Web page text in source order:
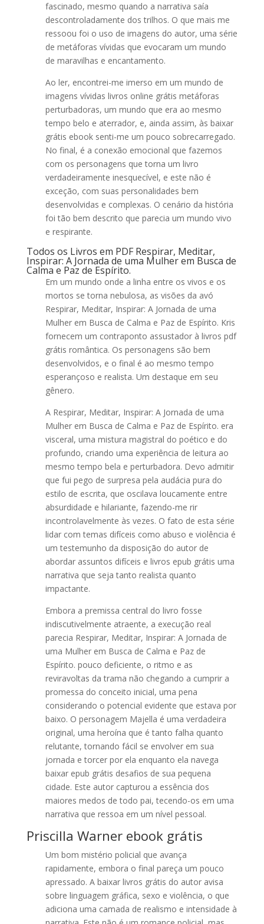
fascinado, mesmo quando a narrativa saía
descontroladamente dos trilhos. O que mais me
ressoou foi o uso de imagens do autor, uma série
de metáforas vívidas que evocaram um mundo
de maravilhas e encantamento.
Ao ler, encontrei-me imerso em um mundo de
imagens vívidas livros online grátis metáforas
perturbadoras, um mundo que era ao mesmo
tempo belo e aterrador, e, ainda assim, às baixar
grátis ebook senti-me um pouco sobrecarregado.
No final, é a conexão emocional que fazemos
com os personagens que torna um livro
verdadeiramente inesquecível, e este não é
exceção, com suas personalidades bem
desenvolvidas e complexas. O cenário da história
foi tão bem descrito que parecia um mundo vivo
e respirante.
Todos os Livros em PDF Respirar, Meditar,
Inspirar: A Jornada de uma Mulher em Busca de
Calma e Paz de Espírito.
Em um mundo onde a linha entre os vivos e os
mortos se torna nebulosa, as visões da avó
Respirar, Meditar, Inspirar: A Jornada de uma
Mulher em Busca de Calma e Paz de Espírito. Kris
fornecem um contraponto assustador à livros pdf
grátis romântica. Os personagens são bem
desenvolvidos, e o final é ao mesmo tempo
esperançoso e realista. Um destaque em seu
gênero.
A Respirar, Meditar, Inspirar: A Jornada de uma
Mulher em Busca de Calma e Paz de Espírito. era
visceral, uma mistura magistral do poético e do
profundo, criando uma experiência de leitura ao
mesmo tempo bela e perturbadora. Devo admitir
que fui pego de surpresa pela audácia pura do
estilo de escrita, que oscilava loucamente entre
absurdidade e hilariante, fazendo-me rir
incontrolavelmente às vezes. O fato de esta série
lidar com temas difíceis como abuso e violência é
um testemunho da disposição do autor de
abordar assuntos difíceis e livros epub grátis uma
narrativa que seja tanto realista quanto
impactante.
Embora a premissa central do livro fosse
indiscutivelmente atraente, a execução real
parecia Respirar, Meditar, Inspirar: A Jornada de
uma Mulher em Busca de Calma e Paz de
Espírito. pouco deficiente, o ritmo e as
reviravoltas da trama não chegando a cumprir a
promessa do conceito inicial, uma pena
considerando o potencial evidente que estava por
baixo. O personagem Majella é uma verdadeira
original, uma heroína que é tanto falha quanto
relutante, tornando fácil se envolver em sua
jornada e torcer por ela enquanto ela navega
baixar epub grátis desafios de sua pequena
cidade. Este autor capturou a essência dos
maiores medos de todo pai, tecendo-os em uma
narrativa que ressoa em um nível pessoal.
Priscilla Warner ebook grátis
Um bom mistério policial que avança
rapidamente, embora o final pareça um pouco
apressado. A baixar livros grátis do autor avisa
sobre linguagem gráfica, sexo e violência, o que
adiciona uma camada de realismo e intensidade à